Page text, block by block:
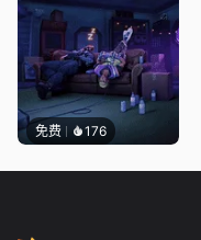
免费 176